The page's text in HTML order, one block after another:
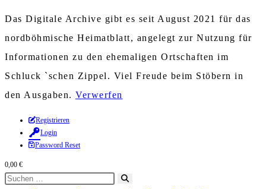
Das Digitale Archive gibt es seit August 2021 für das
nordböhmische Heimatblatt, angelegt zur Nutzung für
Informationen zu den ehemaligen Ortschaften im
Schluck `schen Zippel. Viel Freude beim Stöbern in
den Ausgaben. Verwerfen
Zum
Inhalt
springen
Registrieren
Login
Password Reset
0,00 €
Diese